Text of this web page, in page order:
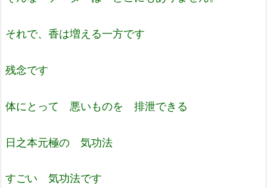
それで、香は増える一方です
残念です
体にとって 悪いものを 排泄できる
日之本元極の 気功法
すごい 気功法です